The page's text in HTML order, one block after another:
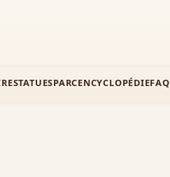
STATUESPARCENCYCLOPÉDIEFAQ